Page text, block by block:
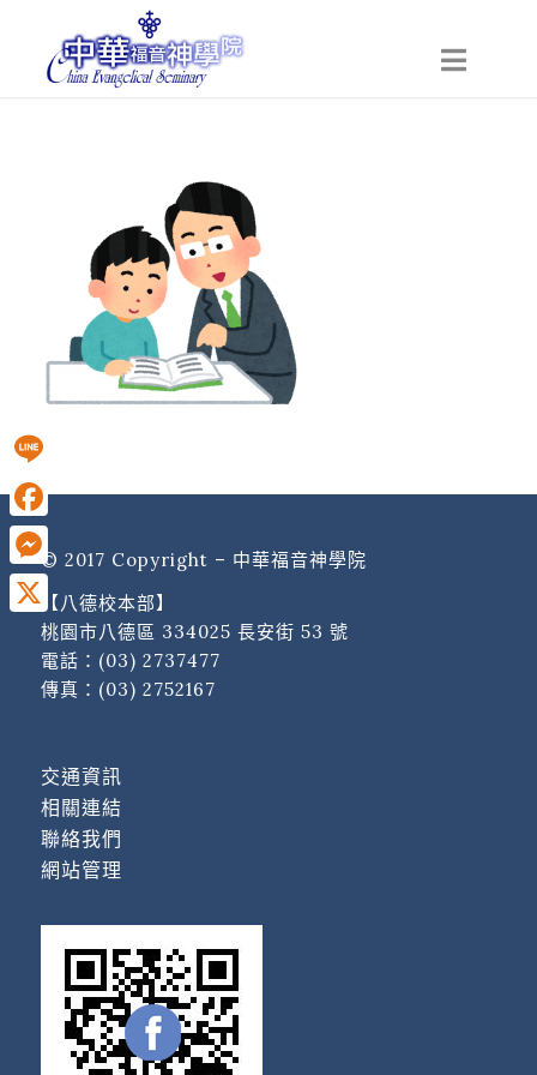
© 2017 Copyright – 中華福音神學院
【八德校本部】
桃園市八德區 334025 長安街 53 號
電話： (03) 2737477
傳真：(03) 2752167
交通資訊
相關連結
聯絡我們
網站管理
Line
Facebook
Messenger